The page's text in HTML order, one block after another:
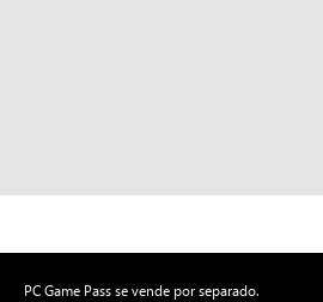
PC Game Pass se vende por separado.